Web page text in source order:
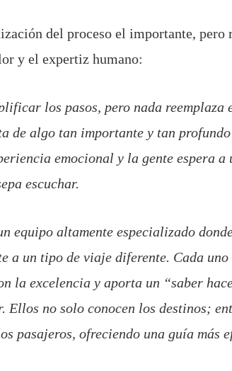
del proceso el importante, pero
y el expertiz humano:
los pasos, pero nada reemplaza
de algo tan importante y tan
emocional y la gente espera a
escuchar.
equipo altamente especializado
a un tipo de viaje diferente. Cada uno
la excelencia y aporta un “saber
no solo conocen los destinos;
pasajeros, ofreciendo una guía más